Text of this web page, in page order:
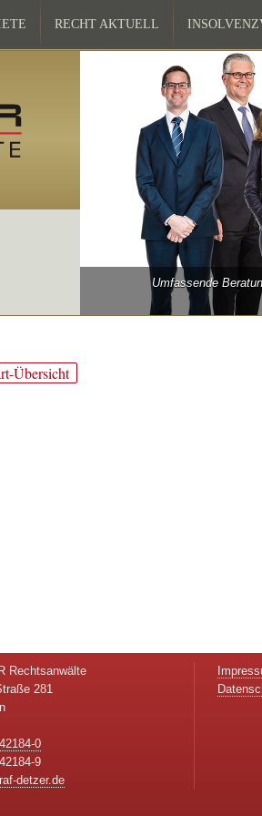
RECHT AKTUELL
Umfassende
Übersicht
Rechtsanwälte
281
0
9
detzer.de